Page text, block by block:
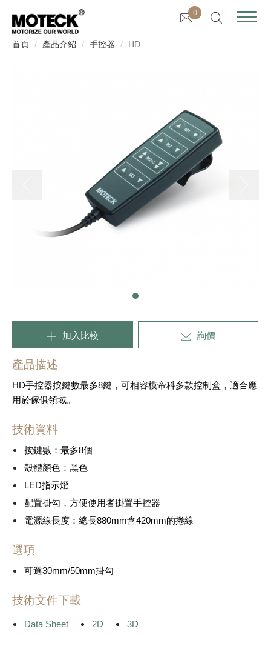
0
首頁 產品介紹 手控器 HD
加入比較 詢價
產品描述
HD手控器按鍵數最多8鍵，可相容模帝科多款控制盒，適合應
用於傢俱領域。
技術資料
按鍵數：最多8個
殼體顏色：黑色
LED指示燈
配置掛勾，方便使用者掛置手控器
電源線長度：總長880mm含420mm的捲線
選項
可選30mm/50mm掛勾
技術文件下載
Data Sheet 2D 3D